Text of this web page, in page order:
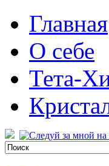
Главная
О себе
Тета-